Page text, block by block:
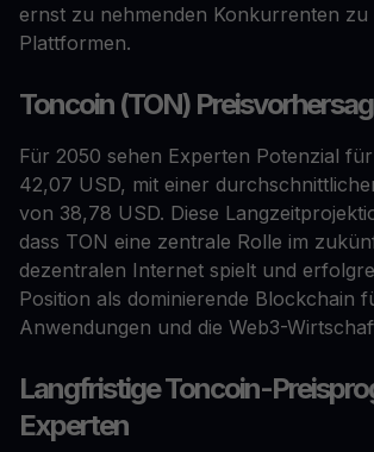
ernst zu nehmenden Konkurrenten zu
Plattformen.
Toncoin (TON)
Für 2050 sehen Experten Potenzial
42,07 USD, mit einer
von 38,78 USD. Diese
dass TON eine zentrale Rolle im
dezentralen Internet spielt und
Position als dominierende Blockchain
Anwendungen und die Web3-
Langfristige Toncoin-
Experten